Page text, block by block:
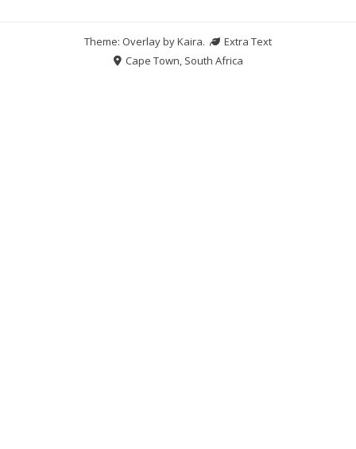
Theme: Overlay byKaira.
Extra Text
Cape Town, South Africa